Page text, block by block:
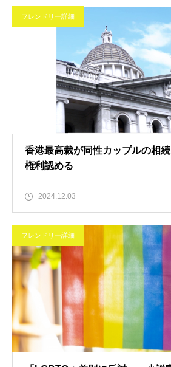
フレンドリー詳細
香港最高裁が同性カップルの相
権利認める
2024.12.03
フレンドリー詳細